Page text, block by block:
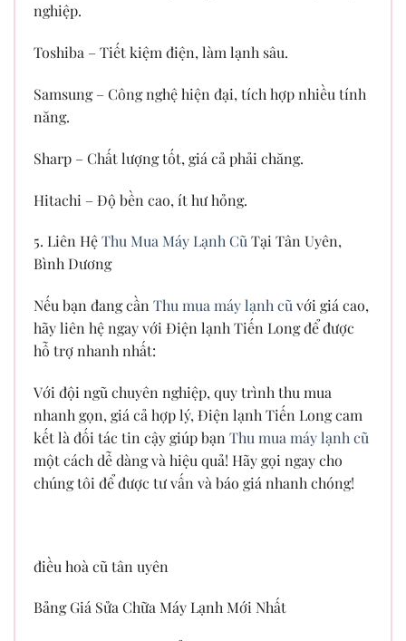
nghiệp.
Toshiba – Tiết kiệm điện, làm lạnh sâu.
Samsung – Công nghệ hiện đại, tích hợp nhiều tính
năng.
Sharp – Chất lượng tốt, giá cả phải chăng.
Hitachi – Độ bền cao, ít hư hỏng.
5. Liên HệThu Mua Máy Lạnh CũTại Tân Uyên,
Bình Dương
Nếu bạn đang cần Thu mua máy lạnh cũ với giá cao,
hãy liên hệ ngay với Điện lạnh Tiến Long để được
hỗ trợ nhanh nhất:
Với đội ngũ chuyên nghiệp, quy trình thu mua
nhanh gọn, giá cả hợp lý, Điện lạnh Tiến Long cam
kết là đối tác tin cậy giúp bạn Thu mua máy lạnh cũ
một cách dễ dàng và hiệu quả! Hãy gọi ngay cho
chúng tôi để được tư vấn và báo giá nhanh chóng!
điều hoà cũ tân uyên
Bảng Giá Sửa Chữa Máy Lạnh Mới Nhất